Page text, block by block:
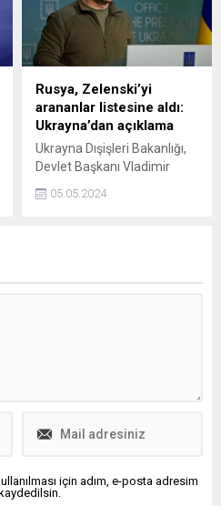
gitmeyeceğini" bildirdi.
Rusya, Zelenski’yi
arananlar listesine aldı:
Ukrayna’dan açıklama
Ukrayna Dışişleri Bakanlığı,
Devlet Başkanı Vladimir
arananlar listesine alındığına
05.05.2024
için adım, e-posta adresim